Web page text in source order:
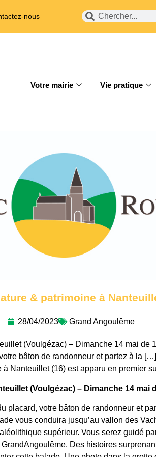
nous
Votre mairie Vie pratique
& patrimoine à
28/04/2023 Grand Angoulême
(Voulgézac) – Dimanche 14 mai de
bâton de randonneur et partez à la
à Nanteuillet (16) est apparu en premier
(Voulgézac) – Dimanche 14 mai
placard, votre bâton de randonneur et
vous conduira jusqu’au vallon des
supérieur. Vous serez guidé
Des histoires